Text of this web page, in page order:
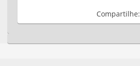
Compartilhe: